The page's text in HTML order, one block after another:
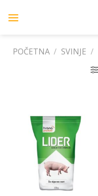
POČETNA / SVINJE /